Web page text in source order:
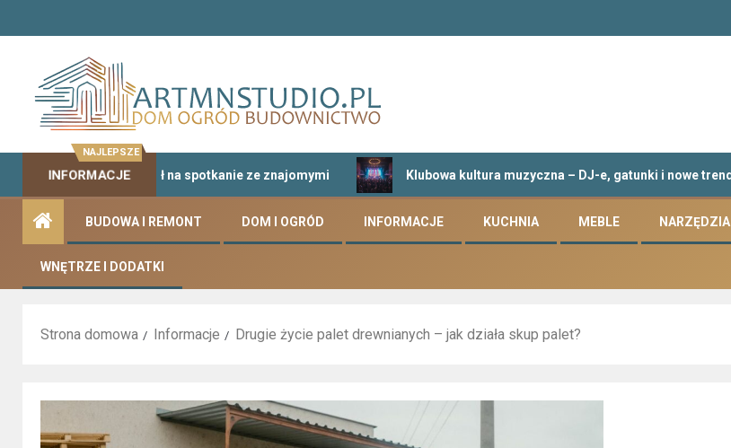
NAJLEPSZE
INFORMACJE
idealny pomysł na spotkanie ze znajomymi Klubowa kultura muzyczna – DJ-e, gatunki i nowe trendy
BUDOWA I REMONT DOM I OGRÓD INFORMACJE KUCHNIA MEBLE NARZĘDZIA
WNĘTRZE I DODATKI
Strona domowa Informacje Drugie życie palet drewnianych – jak działa skup palet?